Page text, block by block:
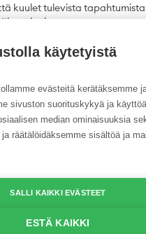
kuulet tulevista
joukossa.
InstagramLinkedIn
oikeudet pidätetään.
käytetyistä
evästeitä kerätäksemme
sivuston suorituskykyä ja
median ominaisuuksia
räätälöidäksemme sisältöä ja
SALLI KAIKKI EVÄSTEET
ESTÄ KAIKKI